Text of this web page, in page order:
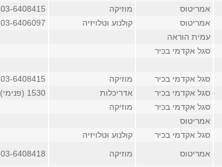
אמריטוס מוזיקה
03-6408415
אמריטוס קולנוע וטלויזיה 03-6406097
עמית הוראה
סגל אקדמי בכיר
סגל אקדמי בכיר מוזיקה 03-6408415
סגל אקדמי בכיר אדריכלות 1530 (פנימי)
סגל אקדמי בכיר
מוזיקה
אמריטוס
סגל אקדמי בכיר
קולנוע וטלויזיה
אמריטוס מוזיקה 03-6408418